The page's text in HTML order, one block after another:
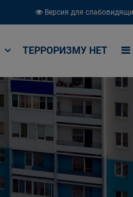
Версия для
ТЕРРОРИЗМУ НЕТ